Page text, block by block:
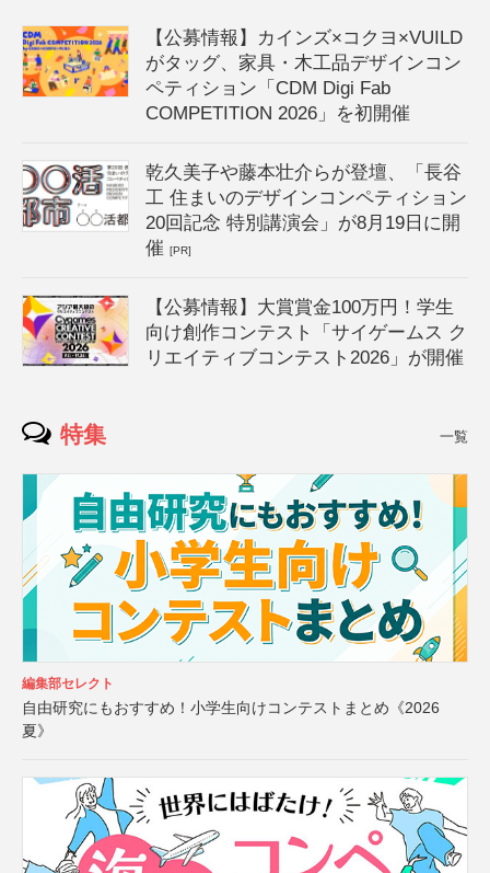
【公募情報】カインズ×コクヨ×VUILD
がタッグ、家具・木工品デザインコン
ペティション「CDM Digi Fab
COMPETITION 2026」を初開催
乾久美子や藤本壮介らが登壇、「長谷
工 住まいのデザインコンペティション
20回記念 特別講演会」が8月19日に開
催[PR]
【公募情報】大賞賞金100万円！学生
向け創作コンテスト「サイゲームス ク
リエイティブコンテスト2026」が開催
特集 一覧
編集部セレクト
自由研究にもおすすめ！小学生向けコンテストまとめ《2026
夏》